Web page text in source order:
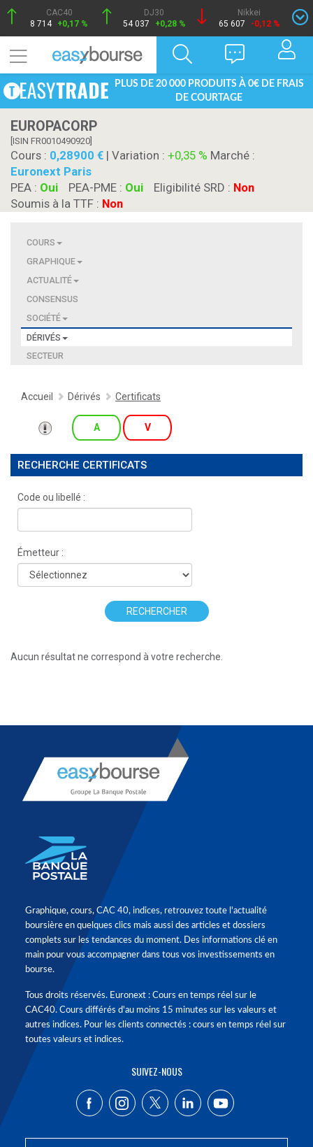
CAC40
8 714 +0,17 %
DJ30
54 037
+0,28 %
Nikkei
65 607
-0,12 %
PLUS DE 20 000 PRODUITS À 0€ DE FRAIS
DE COURTAGE
EUROPACORP
[ISIN FR0010490920]
Cours : 0,28900 | Variation : +0,35 % Marché :
Euronext Paris
PEA : Oui PEA-PME : Oui Eligibilité SRD : Non
Soumis à la TTF : Non
COURS
GRAPHIQUE
ACTUALITÉ
CONSENSUS
SOCIÉTÉ
DÉRIVÉS
SECTEUR
Accueil Dérivés Certificats
A V
RECHERCHE CERTIFICATS
Code ou libellé :
Émetteur :
RECHERCHER
Aucun résultat ne correspond à votre recherche.
Graphique, cours, CAC 40, indices, retrouvez toute l'actualité
boursière en quelques clics mais aussi des articles et dossiers
complets sur les tendances du moment. Des informations clé en
main pour vous accompagner dans tous vos investissements en
bourse.
Tous droits réservés. Euronext : Cours en temps réel sur le
CAC40. Cours différés d'au moins 15 minutes sur les valeurs et
autres indices. Pour les clients connectés : cours en temps réel sur
toutes valeurs et indices.
SUIVEZ-NOUS